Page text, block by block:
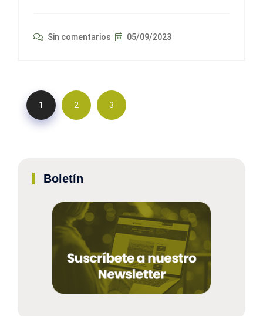
Sin comentarios 05/09/2023
1 2 3
Boletín